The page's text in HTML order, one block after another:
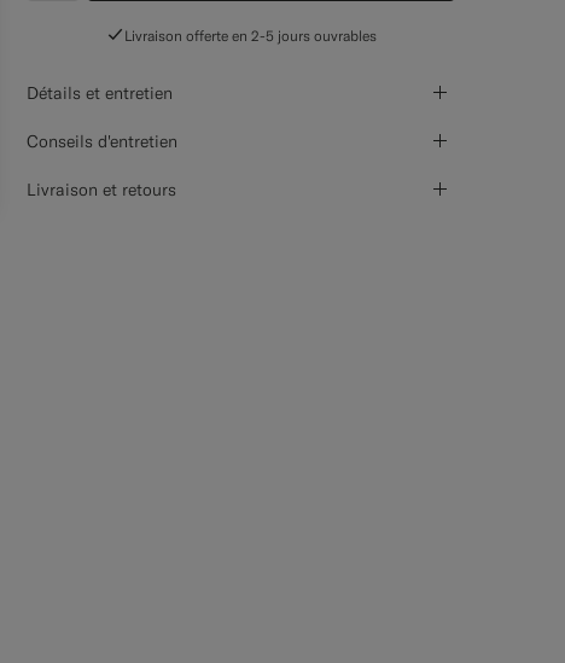
Livraison offerte en 2-5 jours ouvrables
Détails et entretien
Conseils d'entretien
Livraison et retours